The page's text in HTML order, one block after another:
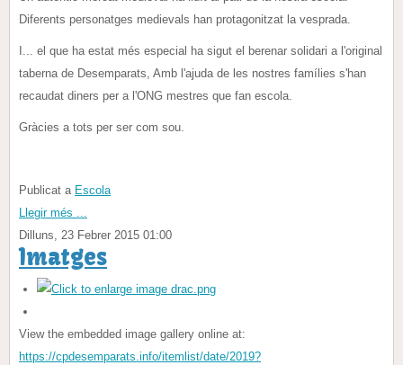
Diferents personatges medievals han protagonitzat la vesprada.
I... el que ha estat més especial ha sigut el berenar solidari a l'original
taberna de Desemparats, Amb l'ajuda de les nostres famílies s'han
recaudat diners per a l'ONG mestres que fan escola.
Gràcies a tots per ser com sou.
Publicat a Escola
Llegir més ...
Dilluns, 23 Febrer 2015 01:00
Imatges
View the embedded image gallery online at:
https://cpdesemparats.info/itemlist/date/2019?